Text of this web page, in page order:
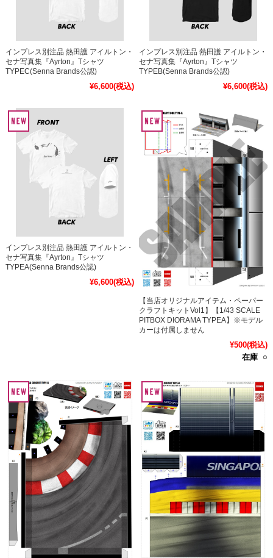
インプレス別注品 熱田護 アイルトン・
セナ写真集『Ayrton』Tシャツ
TYPEC(Senna Brands公認)
¥6,600(税込)
インプレス別注品 熱田護 アイルトン・
セナ写真集『Ayrton』Tシャツ
TYPEB(Senna Brands公認)
¥6,600(税込)
インプレス別注品 熱田護 アイルトン・
セナ写真集『Ayrton』Tシャツ
TYPEA(Senna Brands公認)
¥6,600(税込)
【当店オリジナルアイテム・ペーパー
クラフトキットVol1】【1/43 SCALE
PITBOX DIORAMA TYPEA】※モデル
カーは付属しません
¥500(税込)
在庫 ○